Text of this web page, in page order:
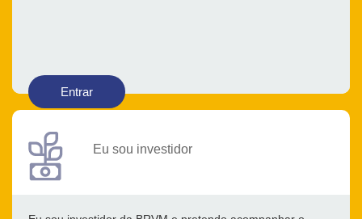
Entrar
Eu sou investidor